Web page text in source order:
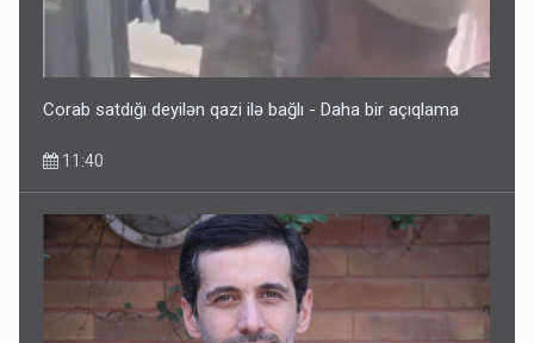
Corab satdığı deyilən qazi ilə bağlı - Daha bir açıqlama
11:40